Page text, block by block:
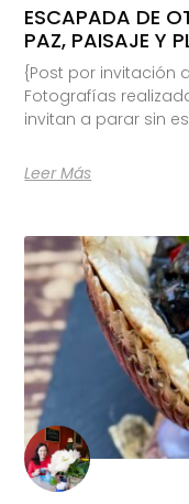
ESCAPADA DE
PAZ, PAISAJE Y
{Post por invitación
Fotografías
invitan a parar sin
Leer Más